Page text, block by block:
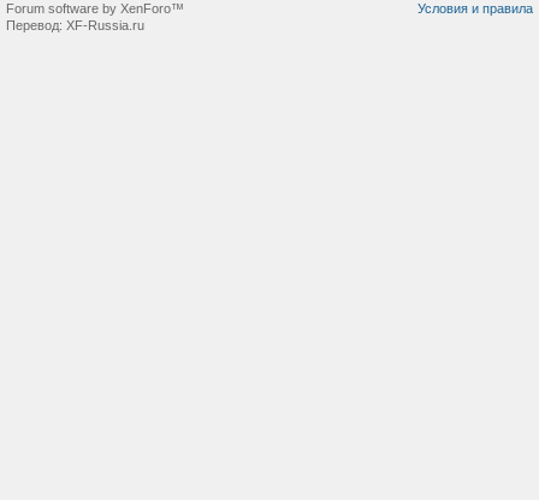
Условия и правила
Forum software by XenForo™
Перевод: XF-Russia.ru